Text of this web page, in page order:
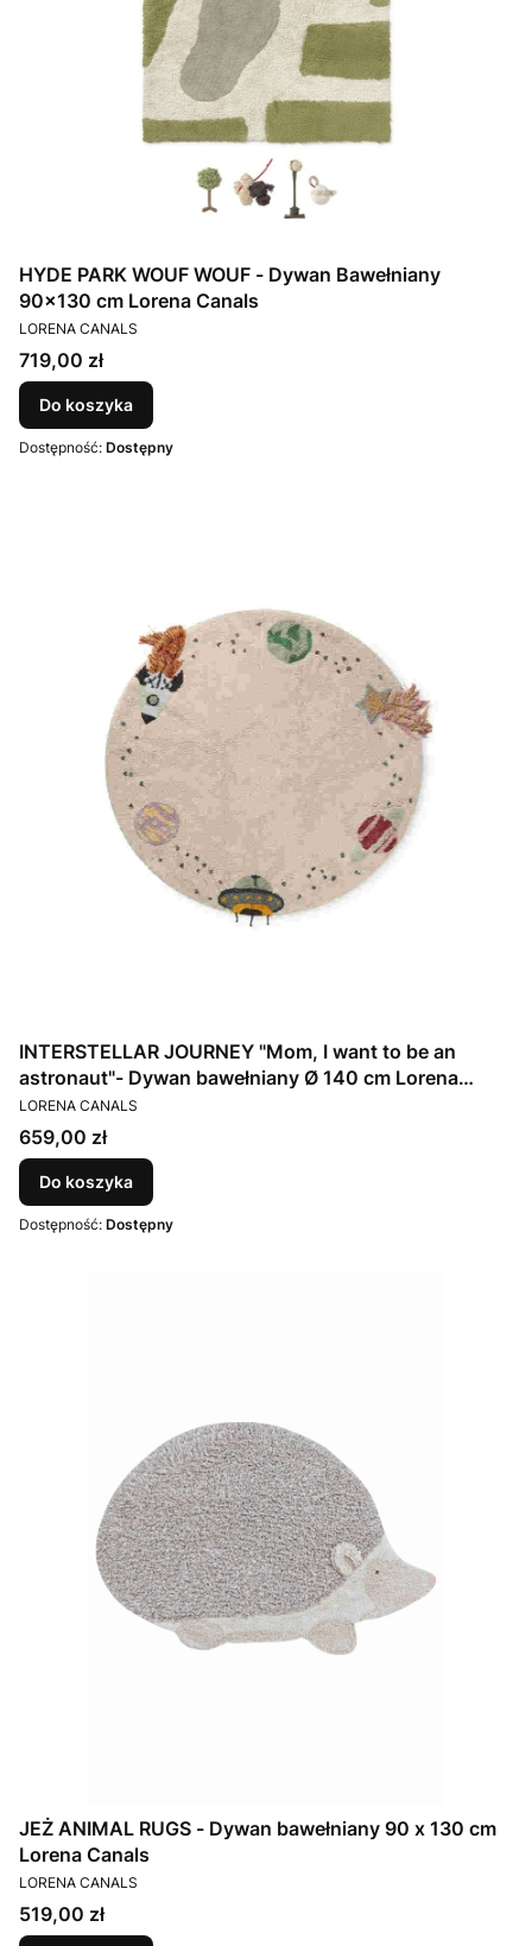
HYDE PARK WOUF WOUF - Dywan Bawełniany
90×130 cm Lorena Canals
PRODUCENT
LORENA CANALS
Cena
719,00 zł
Do koszyka
Dostępność: Dostępny
INTERSTELLAR JOURNEY "Mom, I want to be an
astronaut"- Dywan bawełniany Ø 140 cm Lorena
Canals
PRODUCENT
LORENA CANALS
Cena
659,00 zł
Do koszyka
Dostępność: Dostępny
JEŻ ANIMAL RUGS - Dywan bawełniany 90 x 130 cm
Lorena Canals
PRODUCENT
LORENA CANALS
Cena
519,00 zł